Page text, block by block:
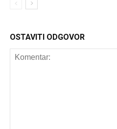
OSTAVITI ODGOVOR